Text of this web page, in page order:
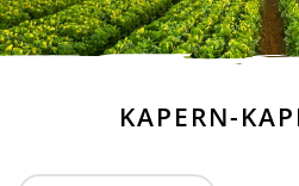
KAPERN-